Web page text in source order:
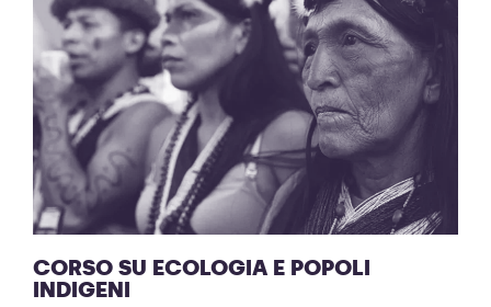
CORSO SU ECOLOGIA E POPOLI
INDIGENI